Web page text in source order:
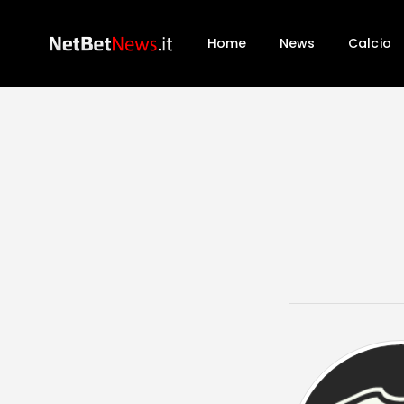
Home News Calcio